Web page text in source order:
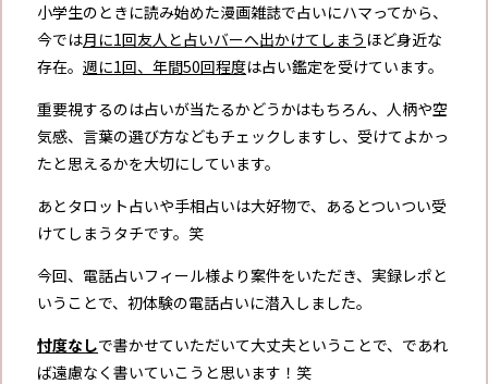
小学生のときに読み始めた漫画雑誌で占いにハマってから、
今では月に1回友人と占いバーへ出かけてしまう ほど身近な
存在。 週に1回、年間50回程度は占い鑑定を受けています。
重要視するのは占いが当たるかどうかはもちろん、人柄や空
気感、言葉の選び方などもチェックしますし、受けてよかっ
たと思えるかを大切にしています。
あとタロット占いや手相占いは大好物で、あるとついつい受
けてしまうタチです。笑
今回、電話占いフィール様より案件をいただき、実録レポと
いうことで、初体験の電話占いに潜入しました。
忖度なしで書かせていただいて大丈夫ということで、であれ
ば遠慮なく書いていこうと思います！笑